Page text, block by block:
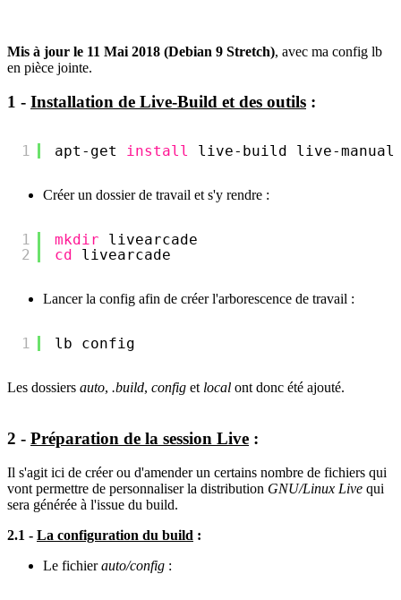
Mis à jour le 11 Mai 2018 (Debian 9 Stretch), avec ma config lb
en pièce jointe.
1 - Installation de Live-Build et des outils :
1 apt-get install live-build live-
Créer un dossier de travail et s'y rendre :
1
2
mkdir
livearcade
cd
livearcade
Lancer la config afin de créer l'arborescence de travail :
1 lb config
Les dossiers auto, .build, config et local ont donc été ajouté.
2 - Préparation de la session Live :
Il s'agit ici de créer ou d'amender un certains nombre de fichiers qui
vont permettre de personnaliser la distribution GNU/Linux Live qui
sera générée à l'issue du build.
2.1 - La configuration du build :
Le fichierauto/config :